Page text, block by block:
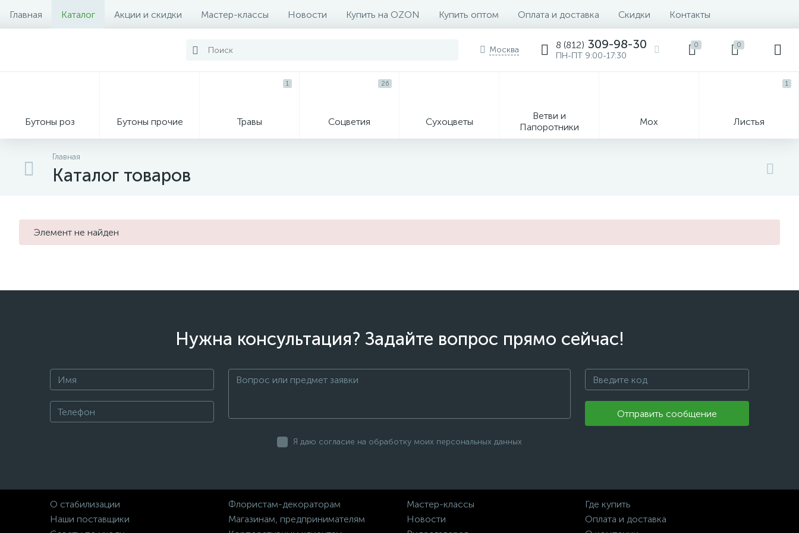
Главная Каталог Акции и скидки Мастер-классы Новости Купить на OZON Купить оптом Оплата и доставка Скидки Контакты
Москва 8 (812) 309-98-30
ПН-ПТ 9:00-17:30
0 0
Бутоны роз Бутоны прочие Травы
1
Соцветия
26
Сухоцветы
Ветви и
Папоротники
Мох Листья
1
Главная
Каталог товаров
Элемент не найден
Нужна консультация? Задайте вопрос прямо сейчас!
Отправить сообщение
Я даю согласие на обработку моих персональных данных
О стабилизации
Наши поставщики
Флористам-декораторам
Магазинам, предпринимателям
Мастер-классы
Новости
Где купить
Оплата и доставка